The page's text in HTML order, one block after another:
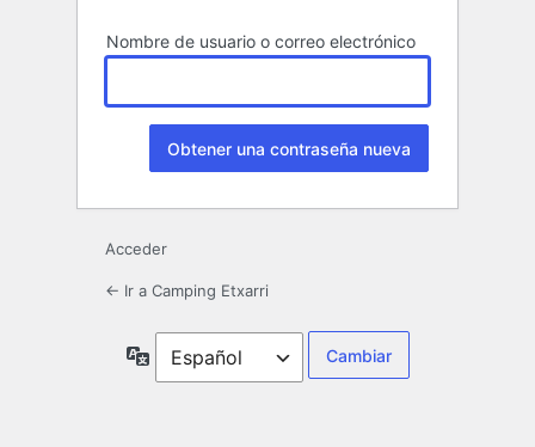
Nombre de usuario o correo electrónico
Acceder
← Ir a Camping Etxarri
Idioma